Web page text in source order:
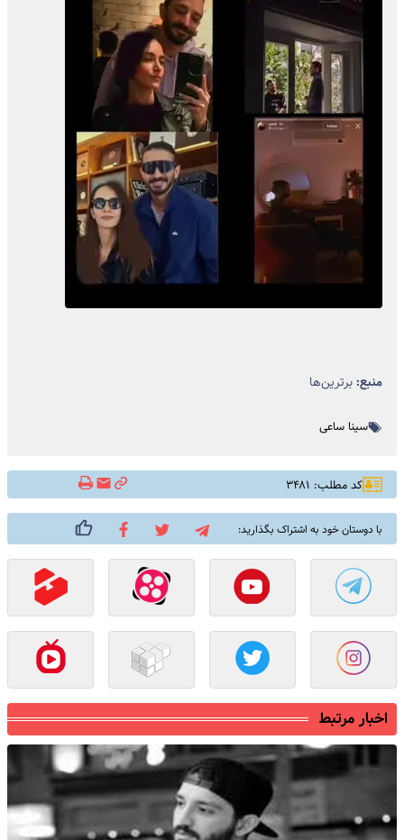
منبع:برترین‌ها
سینا ساعی
کد مطلب: ۳۴۸۱
با دوستان خود به اشتراک بگذارید:
اخبار مرتبط